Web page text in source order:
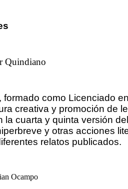
Quindiano
como Licenciado
creativa y promoción de
la cuarta y quinta versión
y otras acciones
relatos publicados.